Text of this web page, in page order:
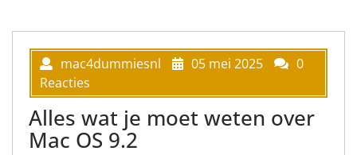
mac4dummiesnl 05 mei 2025
0
Reacties
Alles wat je moet weten over
Mac OS 9.2